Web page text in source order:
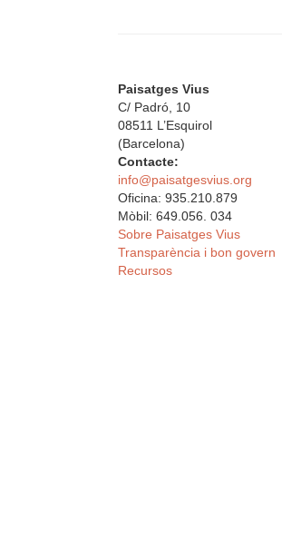
Paisatges Vius
C/ Padró, 10
08511 L’Esquirol
(Barcelona)
Contacte:
info@paisatgesvius.org
Oficina: 935.210.879
Mòbil: 649.056. 034
Sobre Paisatges Vius
Transparència i bon govern
Recursos